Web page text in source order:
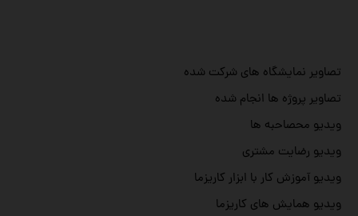
تصاویر نمایشگاه های شرکت شده
تصاویر پروژه ها انجام شده
ویدیو محصاحبه ها
ویدیو رضایت مشتری
ویدیو آموزش کار با ابزار کاریزما
ویدیو همایش های کاریزما